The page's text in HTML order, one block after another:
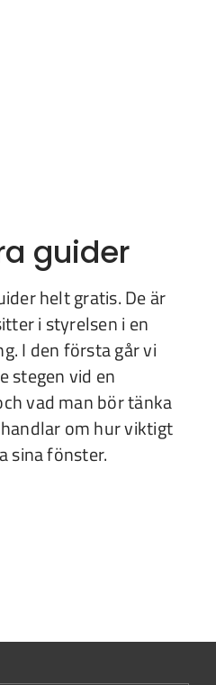
guider
helt gratis. De är
i styrelsen i en
I den första går vi
stegen vid en
vad man bör tänka
om hur viktigt
sina fönster.